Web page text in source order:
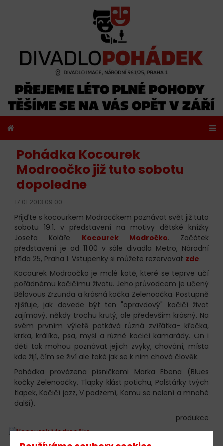
Pohádka Kocourek
Modroočko již tuto sobotu
dopoledne
17.01.2013 09:00
Přijďte s kocourkem Modroočkem poznávat svět již tuto
sobotu 19.1. v představení na motivy dětské knížky
Josefa Koláře Kocourek Modročko. Začátek
představení je od 11:00 v sále divadla Metro, Národní
třída 25, Praha 1. Vstupenky si můžete rezervovat zde.
Kocourek Modroočko je malé kotě, které se teprve učí
pořádnému kočičímu životu. Jeho průvodcem je učený
Bělovous Zrzunda a krásná kočka Zelenoočka. Postupně
zjišťuje, jak dovede být ten "opravdový" kočičí život
zajímavý, někdy trochu krutý, ale především krásný. Na
svém prvním výletě potkává různá zvířátka- křečka,
krtka, králíka, psa, myši a různé kočičí kamarády. On i
děti tak mohou poznávat jejich zvyky, chování, místa
kde žijí, čím se živí ale také jak se k nim chová člověk.
Pohádka provázena písničkami Marka Ebena (Blues
kočky Zelenoočky, Tlapky klást potichu, Polštářky tvých
tlapek, Kočičí jazz, V podzemí, Komu se nelení a mnohé
další).
produkce